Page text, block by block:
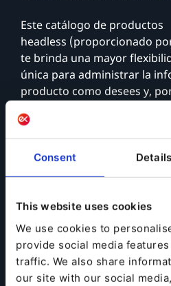
Consent Details
This website uses cookies
We use cookies to
provide social media
traffic. We also share
our site with our social
Este catálogo de productos
headless (proporcionado por
te brinda una mayor
única para administrar la
producto como desees y,
esfuerzos en tu negocio
permite optimizar la
web para la máxima
No te pierdas nuestro
de la información de tus
contenido y aumentar tu
única plataforma modular.